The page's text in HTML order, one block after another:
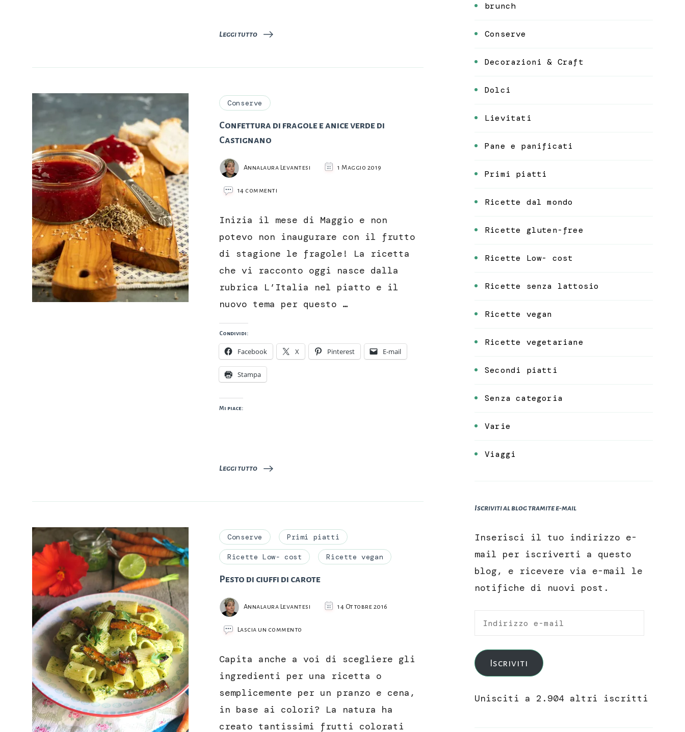
Leggi tutto
Conserve
Confettura di fragole e anice verde di
Castignano
Annalaura Levantesi 1 Maggio 2019
14 commenti
fragole
verde
Castignano
Inizia il mese di Maggio e non
potevo non inaugurare con il frutto
di stagione le fragole! La ricetta
che vi racconto oggi nasce dalla
rubrica L’Italia nel piatto e il
nuovo tema per questo …
Condividi:
Facebook X Pinterest E-mail
Stampa
Mi piace:
Leggi tutto
Conserve Primi piatti
Ricette Low- cost Ricette vegan
Pesto di ciuffi di carote
Annalaura Levantesi 14 Ottobre 2016
Lascia un commento
ciuffi
Capita anche a voi di scegliere gli
ingredienti per una ricetta o
semplicemente per un pranzo e cena,
in base ai colori? La natura ha
creato tantissimi frutti colorati
brunch
Conserve
Decorazioni & Craft
Dolci
Lievitati
Pane e panificati
Primi piatti
Ricette dal mondo
Ricette gluten-free
Ricette Low- cost
Ricette senza lattosio
Ricette vegan
Ricette vegetariane
Secondi piatti
Senza categoria
Varie
Viaggi
Iscriviti al blog tramite e-mail
Inserisci il tuo indirizzo e-
mail per iscriverti a questo
blog, e ricevere via e-mail le
notifiche di nuovi post.
Indirizzo
mail
Iscriviti
Unisciti a 2.904 altri iscritti